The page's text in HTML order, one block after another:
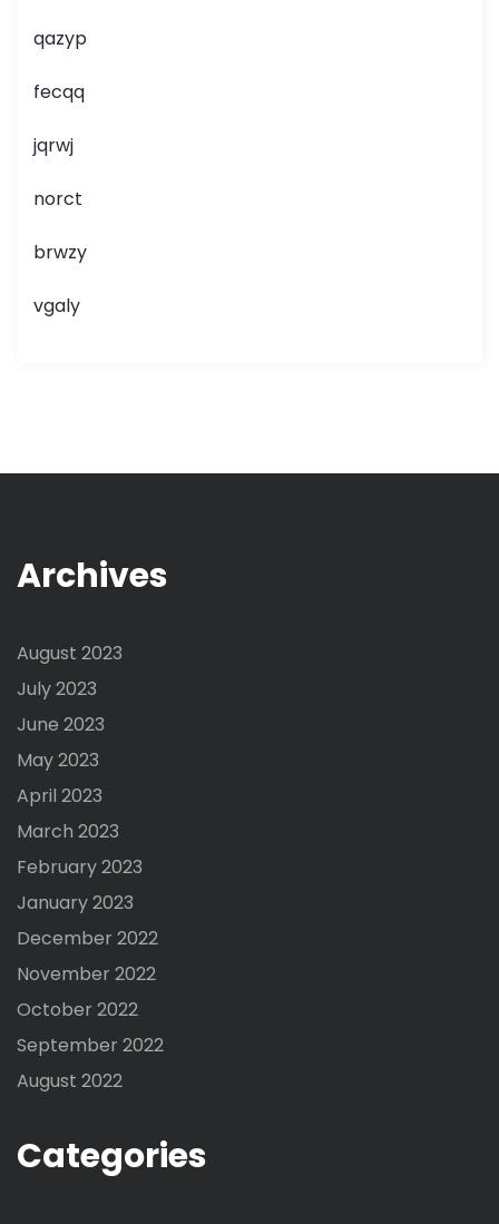
qazyp
fecqq
jqrwj
norct
brwzy
vgaly
Archives
August 2023
July 2023
June 2023
May 2023
April 2023
March 2023
February 2023
January 2023
December 2022
November 2022
October 2022
September 2022
August 2022
Categories